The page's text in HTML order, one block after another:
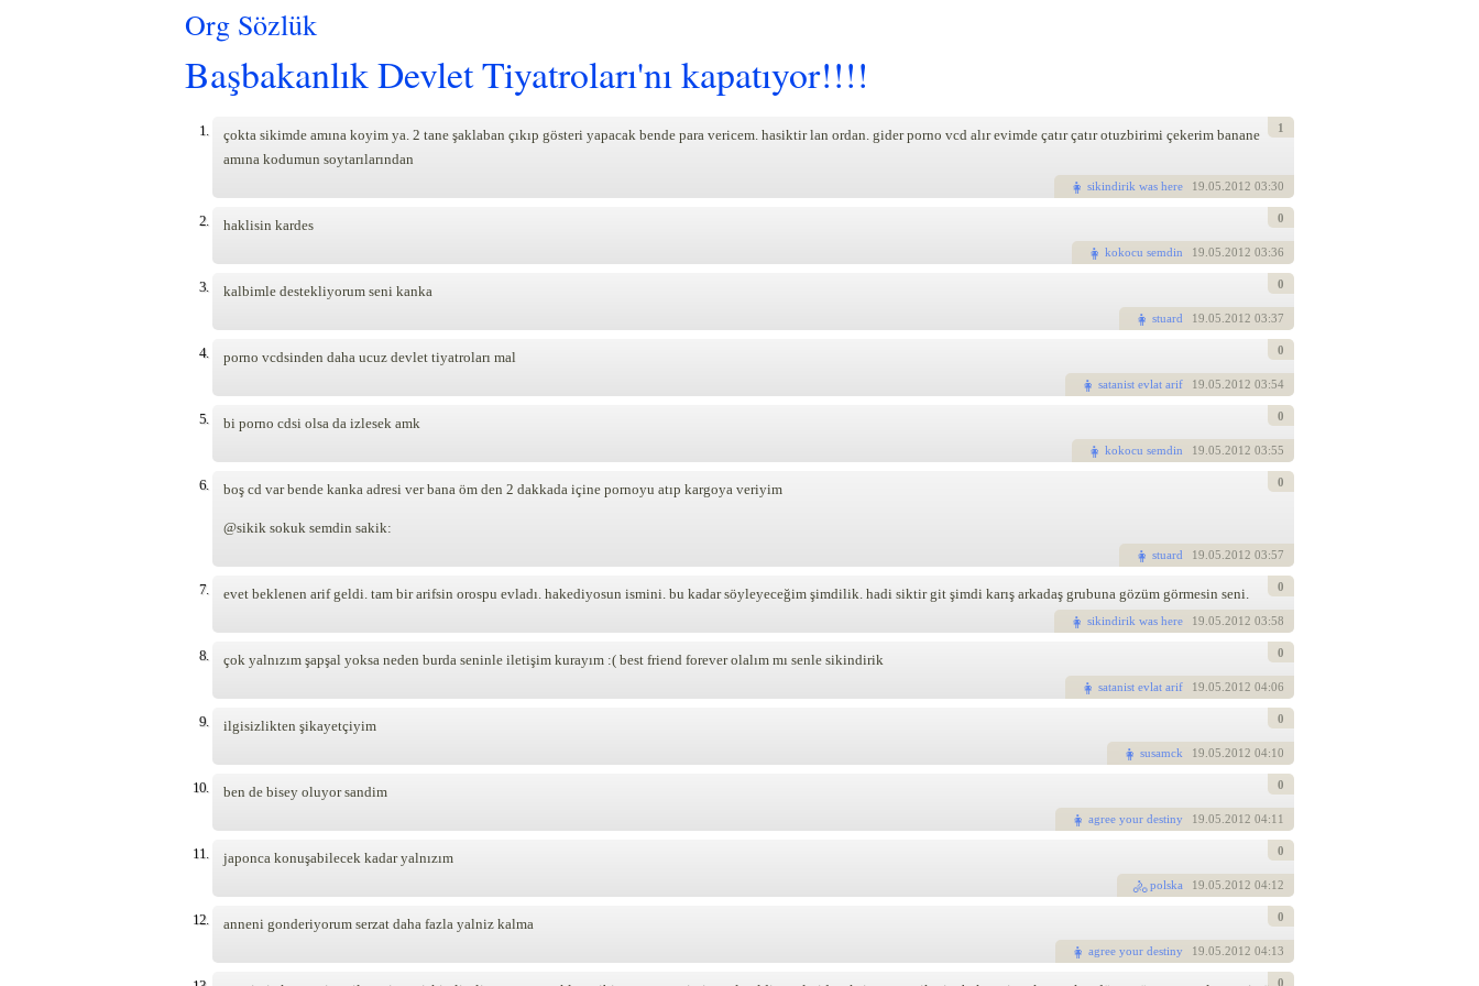
Org Sözlük
Başbakanlık Devlet Tiyatroları'nı kapatıyor!!!!
1.
çokta sikimde amına koyim ya. 2 tane şaklaban çıkıp gösteri yapacak bende para vericem. hasiktir lan ordan. gider porno vcd alır evimde çatır çatır otuzbirimi çekerim banane
amına kodumun soytarılarından
sikindirik was here 19 .05.2012 03:30
1
2. haklisin kardes
kokocu semdin 19 .05.2012 03:36
0
3. kalbimle destekliyorum seni kanka
stuard 19 .05.2012 03:37
0
4. porno vcdsinden daha ucuz devlet tiyatroları mal
satanist evlat arif 19 .05.2012 03:54
0
5. bi porno cdsi olsa da izlesek amk
kokocu semdin 19 .05.2012 03:55
0
6. boş cd var bende kanka adresi ver bana öm den 2 dakkada içine pornoyu atıp kargoya veriyim
@sikik sokuk semdin sakik:
stuard 19 .05.2012 03:57
0
7. evet beklenen arif geldi. tam bir arifsin orospu evladı. hakediyosun ismini. bu kadar söyleyeceğim şimdilik. hadi siktir git şimdi karış arkadaş grubuna gözüm görmesin seni.
sikindirik was here 19 .05.2012 03:58
0
8. çok yalnızım şapşal yoksa neden burda seninle iletişim kurayım :( best friend forever olalım mı senle sikindirik
satanist evlat arif 19 .05.2012 04:06
0
9. ilgisizlikten şikayetçiyim
susamck 19 .05.2012 04:10
0
10. ben de bisey oluyor sandim
agree your destiny 19 .05.2012 04:11
0
11. japonca konuşabilecek kadar yalnızım
polska 19 .05.2012 04:12
0
12. anneni gonderiyorum serzat daha fazla yalniz kalma
agree your destiny 19 .05.2012 04:13
0
0